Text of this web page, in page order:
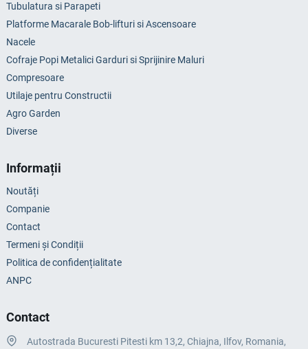
Tubulatura si Parapeti
Platforme Macarale Bob-lifturi si Ascensoare
Nacele
Cofraje Popi Metalici Garduri si Sprijinire Maluri
Compresoare
Utilaje pentru Constructii
Agro Garden
Diverse
Informații
Noutăți
Companie
Contact
Termeni și Condiții
Politica de confidențialitate
ANPC
Contact
Autostrada Bucuresti Pitesti km 13,2, Chiajna, Ilfov, Romania,